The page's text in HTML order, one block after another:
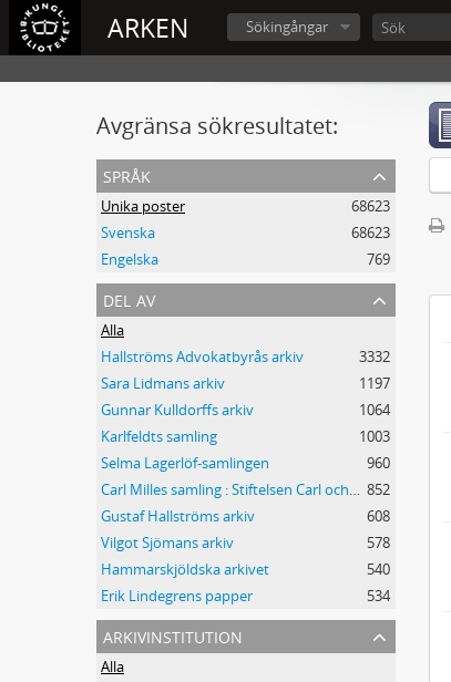
ARKEN Sökingångar
Avgränsa sökresultatet:
språk
Unika poster
68623
Svenska
68623
Engelska
769
del av
Alla
Hallströms Advokatbyrås arkiv
3332
Sara Lidmans arkiv
1197
Gunnar Kulldorffs arkiv
1064
Karlfeldts samling
1003
Selma Lagerlöf-samlingen
960
Carl Milles samling : Stiftelsen Carl och Olga Milles Lidingöhem 852
Gustaf Hallströms arkiv
608
Vilgot Sjömans arkiv
578
Hammarskjöldska arkivet
540
Erik Lindegrens papper
534
arkivinstitution
Alla